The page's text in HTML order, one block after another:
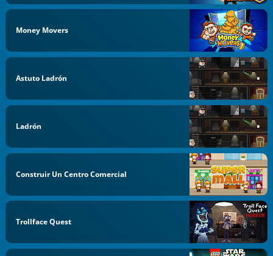
Money Movers
Astuto Ladrón
Ladrón
Construir Un Centro Comercial
Trollface Quest